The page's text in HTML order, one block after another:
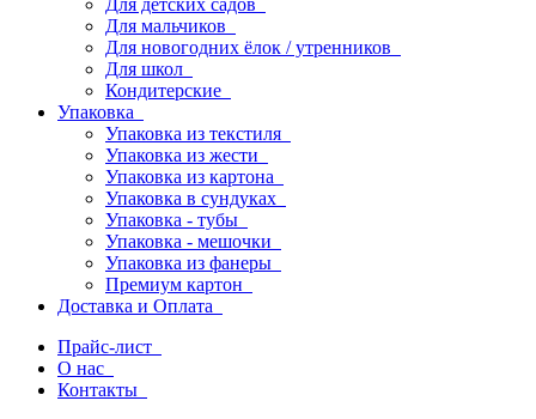
Для детских садов
Для мальчиков
Для новогодних ёлок / утренников
Для школ
Кондитерские
Упаковка
Упаковка из текстиля
Упаковка из жести
Упаковка из картона
Упаковка в сундуках
Упаковка - тубы
Упаковка - мешочки
Упаковка из фанеры
Премиум картон
Доставка и Оплата
Прайс-лист
О нас
Контакты